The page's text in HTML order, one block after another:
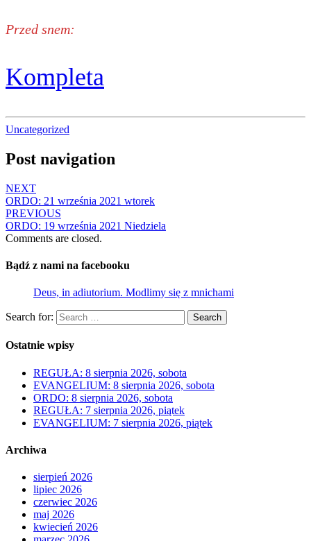
Przed snem:
Kompleta
Uncategorized
Post navigation
NEXT
ORDO: 21 września 2021 wtorek
PREVIOUS
ORDO: 19 września 2021 Niedziela
Comments are closed.
Bądź z nami na facebooku
Deus, in adiutorium. Modlimy się z mnichami
Search for: Search
Ostatnie wpisy
REGUŁA: 8 sierpnia 2026, sobota
EVANGELIUM: 8 sierpnia 2026, sobota
ORDO: 8 sierpnia 2026, sobota
REGUŁA: 7 sierpnia 2026, piątek
EVANGELIUM: 7 sierpnia 2026, piątek
Archiwa
sierpień 2026
lipiec 2026
czerwiec 2026
maj 2026
kwiecień 2026